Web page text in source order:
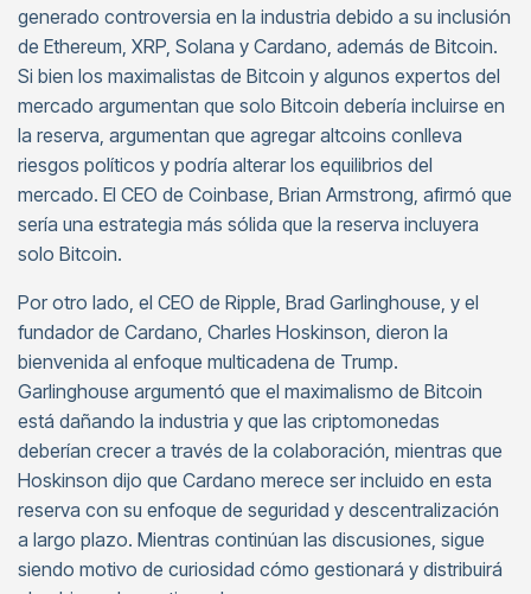
generado controversia en la industria debido a su inclusión
de Ethereum, XRP, Solana y Cardano, además de Bitcoin.
Si bien los maximalistas de Bitcoin y algunos expertos del
mercado argumentan que solo Bitcoin debería incluirse en
la reserva, argumentan que agregar altcoins conlleva
riesgos políticos y podría alterar los equilibrios del
mercado. El CEO de Coinbase, Brian Armstrong, afirmó que
sería una estrategia más sólida que la reserva incluyera
solo Bitcoin.
Por otro lado, el CEO de Ripple, Brad Garlinghouse, y el
fundador de Cardano, Charles Hoskinson, dieron la
bienvenida al enfoque multicadena de Trump.
Garlinghouse argumentó que el maximalismo de Bitcoin
está dañando la industria y que las criptomonedas
deberían crecer a través de la colaboración, mientras que
Hoskinson dijo que Cardano merece ser incluido en esta
reserva con su enfoque de seguridad y descentralización
a largo plazo. Mientras continúan las discusiones, sigue
siendo motivo de curiosidad cómo gestionará y distribuirá